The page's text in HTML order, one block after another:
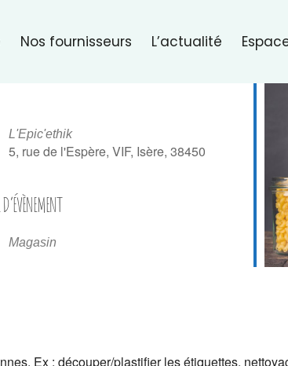
Nos fournisseurs L’actualité
L'Epic'ethik
5, rue de l'Espère, VIF, Isère, 38450
Magasin
Ex : découper/plastifier les étiquettes,